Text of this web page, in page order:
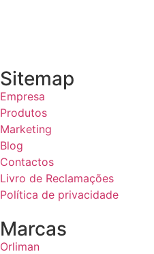
Sitemap
Empresa
Produtos
Marketing
Blog
Contactos
Livro de Reclamações
Política de privacidade
Marcas
Orliman